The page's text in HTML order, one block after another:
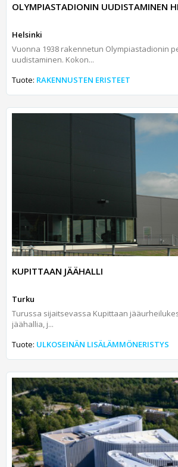
OLYMPIASTADIONIN UUDISTAMINEN
Helsinki
Vuonna 1938 rakennetun Olympiastadionin
uudistaminen. Kokon...
Tuote: RAKENNUSTEN ERISTEET
KUPITTAAN JÄÄHALLI
Turku
Turussa sijaitsevassa Kupittaan
jäähallia, j...
Tuote: ULKOSEINÄN LISÄLÄMMÖNERISTYS